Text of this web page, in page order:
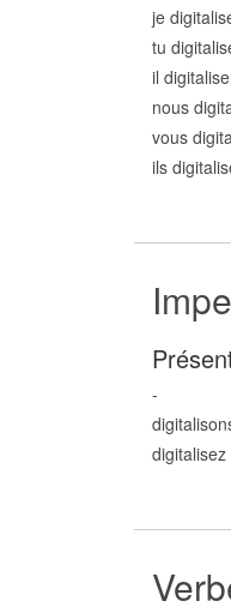
je digitalis
tu digitalis
il digitalis
nous
vous
ils digitalis
-
digitalis
digitalisez